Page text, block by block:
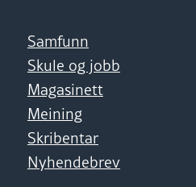
Samfunn
Skule og jobb
Magasinett
Meining
Skribentar
Nyhendebrev